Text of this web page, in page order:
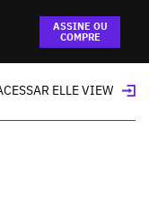
ASSINE OU
COMPRE
só sente falta de
ELLE VIEW